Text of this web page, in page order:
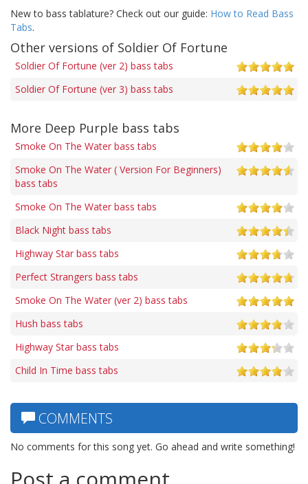
New to bass tablature? Check out our guide: How to Read Bass
Tabs.
Other versions of Soldier Of Fortune
Soldier Of Fortune (ver 2) bass tabs
Soldier Of Fortune (ver 3) bass tabs
More Deep Purple bass tabs
Smoke On The Water bass tabs
Smoke On The Water ( Version For Beginners)
bass tabs
Smoke On The Water bass tabs
Black Night bass tabs
Highway Star bass tabs
Perfect Strangers bass tabs
Smoke On The Water (ver 2) bass tabs
Hush bass tabs
Highway Star bass tabs
Child In Time bass tabs
COMMENTS
No comments for this song yet. Go ahead and write something!